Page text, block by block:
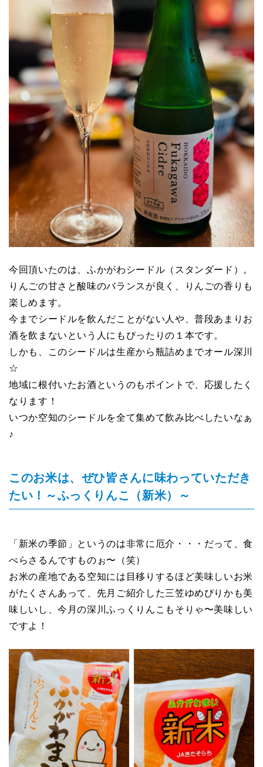
今回頂いたのは、ふかがわシードル（スタンダード）。
りんごの甘さと酸味のバランスが良く、りんごの香りも
楽しめます。
今までシードルを飲んだことがない人や、普段あまりお
酒を飲まないという人にもぴったりの１本です。
しかも、このシードルは生産から瓶詰めまでオール深川
☆
地域に根付いたお酒というのもポイントで、応援したく
なります！
いつか空知のシードルを全て集めて飲み比べしたいなぁ
♪
このお米は、ぜひ皆さんに味わっていただき
たい！～ふっくりんこ（新米）～
「新米の季節」というのは非常に厄介・・・だって、食
べらさるんですものぉ〜（笑）
お米の産地である空知には目移りするほど美味しいお米
がたくさんあって、先月ご紹介した三笠ゆめぴりかも美
味しいし、今月の深川ふっくりんこもそりゃ〜美味しい
ですよ！